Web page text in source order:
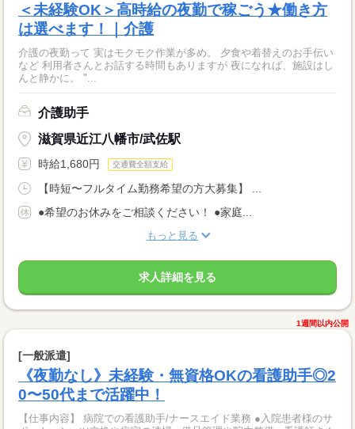
＜未経験OK＞高時給の夜勤で稼ごう★働き方
は選べます！｜介護
介護の夜勤って 実はモクモク作業が多め。 夕食や着替えのお手伝い
など 利用者さんとお話する時間もありますが 夜になれば、施設はし
んと静かに。 "...
介護助手
滋賀県近江八幡市/武佐駅
時給1,680円 交通費全額支給
【時短〜フルタイム勤務希望の方大募集】 ...
●希望のお休みをご相談ください！ ●家庭...
もっと見る
求人詳細を見る
1週間以内公開
[一般派遣]
《夜勤なし》未経験・無資格OKの看護助手◎2
0〜50代まで活躍中！
【仕事内容】 病院での看護助手/ナースエイド業務 ●入院患者様のサ